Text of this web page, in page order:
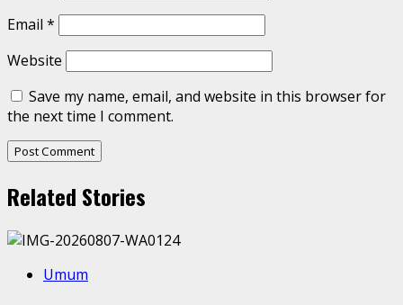
Email *
Website
Save my name, email, and website in this browser for
the next time I comment.
Related Stories
Umum